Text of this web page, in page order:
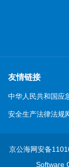
友情链接
中华人民共和国应
安全生产法律法规
京公海网安备
Software